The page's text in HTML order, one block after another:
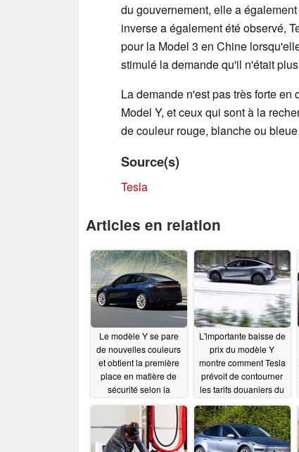
du gouvernement, elle a
inverse a également été observé,
pour la Model 3 en Chine
stimulé la demande qu'il n'était
La demande n'est pas très forte
Model Y, et ceux qui sont à la
de couleur rouge, blanche ou
Source(s)
Tesla
Articles en relation
Le modèle Y se pare
de nouvelles couleurs
et obtient la première
place en matière de
sécurité selon la
Tesla abandonne son
ancienne teinte
05/10/2026
L'importante baisse de
prix du modèle Y
montre comment Tesla
prévoit de contourner
les tarifs douaniers du
délais de livraison
s'étendent jusqu'en
septembre07/11/2025